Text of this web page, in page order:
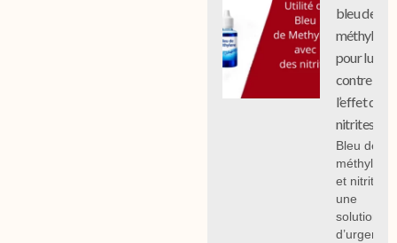
bleu de
méthylène
pour lutter
contre
l’effet des
nitrites
Bleu de
méthylène
et nitrites :
une
solution
d’urgence